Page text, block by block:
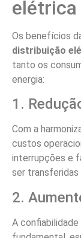
O que é
circuitos de